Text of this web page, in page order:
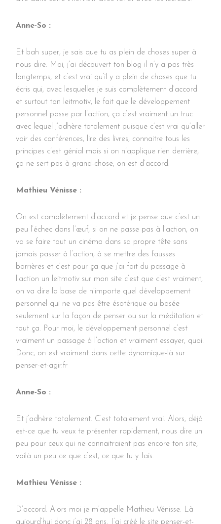
Anne-So :
Et bah super, je sais que tu as plein de choses super à
nous dire. Moi, j’ai découvert ton blog il n’y a pas très
longtemps, et c’est vrai qu’il y a plein de choses que tu
écris qui, avec lesquelles je suis complètement d’accord
et surtout ton leitmotiv, le fait que le développement
personnel passe par l’action, ça c’est vraiment un truc
avec lequel j’adhère totalement puisque c’est vrai qu’aller
voir des conférences, lire des livres, connaitre tous les
principes c’est génial mais si on n’applique rien derrière,
ça ne sert pas à grand-chose, on est d’accord.
Mathieu Vénisse :
On est complètement d’accord et je pense que c’est un
peu l’échec dans l’œuf, si on ne passe pas à l’action, on
va se faire tout un cinéma dans sa propre tête sans
jamais passer à l’action, à se mettre des fausses
barrières et c’est pour ça que j’ai fait du passage à
l’action un leitmotiv sur mon site c’est que c’est vraiment,
on va dire la base de n’importe quel développement
personnel qui ne va pas être ésotérique ou basée
seulement sur la façon de penser ou sur la méditation et
tout ça. Pour moi, le développement personnel c’est
vraiment un passage à l’action et vraiment essayer, quoi!
Donc, on est vraiment dans cette dynamique-là sur
penser-et-agir.fr
Anne-So :
Et j’adhère totalement. C’est totalement vrai. Alors, déjà
est-ce que tu veux te présenter rapidement, nous dire un
peu pour ceux qui ne connaitraient pas encore ton site,
voilà un peu ce que c’est, ce que tu y fais.
Mathieu Vénisse :
D’accord. Alors moi je m’appelle Mathieu Vénisse. Là
aujourd’hui donc j’ai 28 ans. J’ai créé le site penser-et-